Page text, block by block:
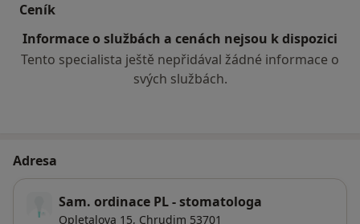
Ceník
Informace o službách a cenách nejsou k dispozici
Tento specialista ještě nepřidával žádné informace o
svých službách.
Adresa
Sam. ordinace PL - stomatologa
Opletalova 15, Chrudim 53701